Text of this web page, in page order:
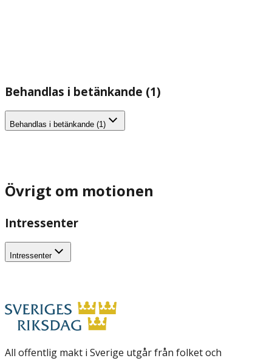
Behandlas i betänkande (1)
Behandlas i betänkande (1)
Övrigt om motionen
Intressenter
Intressenter
All offentlig makt i Sverige utgår från folket och